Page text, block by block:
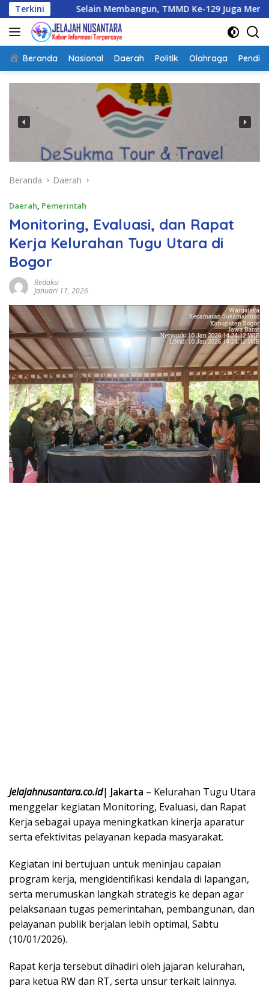
Langsung
ke
konten
Terkini
Selain Membangun, TMMD Ke-129 Juga Menanam
Beranda Nasional Daerah Politik Olahraga
Beranda Daerah
Daerah, Pemerintah
Monitoring, Evaluasi, dan Rapat
Kerja Kelurahan Tugu Utara di
Bogor
Redaksi
Januari 11, 2026
Jelajahnusantara.co.id| Jakarta – Kelurahan Tugu Utara
menggelar kegiatan Monitoring, Evaluasi, dan Rapat
Kerja sebagai upaya meningkatkan kinerja aparatur
serta efektivitas pelayanan kepada masyarakat.
Kegiatan ini bertujuan untuk meninjau capaian
program kerja, mengidentifikasi kendala di lapangan,
serta merumuskan langkah strategis ke depan agar
pelaksanaan tugas pemerintahan, pembangunan, dan
pelayanan publik berjalan lebih optimal, Sabtu
(10/01/2026).
Rapat kerja tersebut dihadiri oleh jajaran kelurahan,
para ketua RW dan RT, serta unsur terkait lainnya.